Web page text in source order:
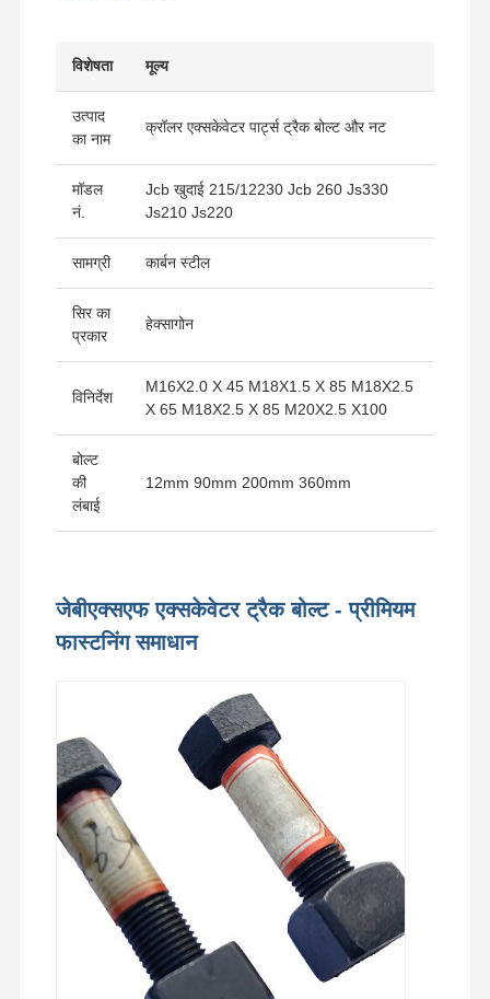
उत्पादों वीडियो वीआर शो
विशेषता मूल्य
उत्पाद
का नाम
क्रॉलर एक्सकेवेटर पार्ट्स ट्रैक बोल्ट और नट
मॉडल
नं.
Jcb खुदाई 215/12230 Jcb 260 Js330
Js210 Js220
सामग्री कार्बन स्टील
सिर का
प्रकार
हेक्सागोन
विनिर्देश
M16X2.0 X 45 M18X1.5 X 85 M18X2.5
X 65 M18X2.5 X 85 M20X2.5 X100
बोल्ट
की
लंबाई
12mm 90mm 200mm 360mm
जेबीएक्सएफ एक्सकेवेटर ट्रैक बोल्ट - प्रीमियम
फास्टनिंग समाधान